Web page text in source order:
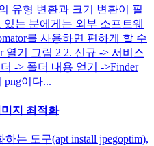
유형 변환과 크기 변환이 필
는 분에게는 외부 소프트웨
를 사용하면 편하게 할 수
열기 그림 2 2. 신규 -> 서비스
-> 폴더 내용 얻기 ->Finder
이다...
지 최적화
는 도구(apt install jpegoptim),